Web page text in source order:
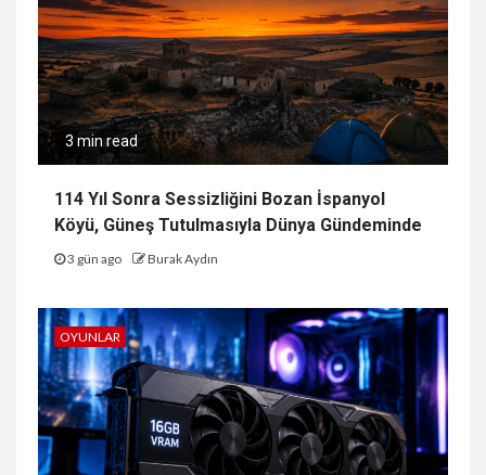
3 min read
114 Yıl Sonra Sessizliğini Bozan İspanyol
Köyü, Güneş Tutulmasıyla Dünya Gündeminde
3 gün ago Burak Aydın
OYUNLAR